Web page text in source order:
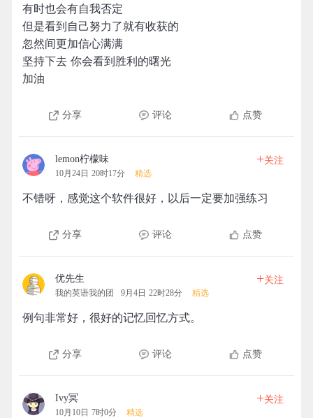
有时也会有自我否定
但是看到自己努力了就有收获的
忽然间更加信心满满
坚持下去 你会看到胜利的曙光
加油
分享 评论 点赞
lemon柠檬味
10月24日 20时17分 精选
+关注
不错呀，感觉这个软件很好，以后一定要加强练习
分享 评论 点赞
优先生
我的英语我的团 9月4日 22时28分 精选
+关注
例句非常好，很好的记忆回忆方式。
分享 评论 点赞
Ivy冥
10月10日 7时0分 精选
+关注